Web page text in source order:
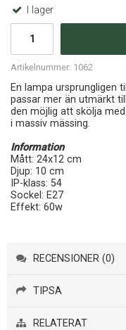
I lager
Artikelnummer: 1062
En lampa ursprungligen
passar mer än utmärkt
den möjlig att skölja
i massiv mässing.
Information
Mått: 24x12 cm
Djup: 10 cm
IP-klass: 54
Sockel: E27
Effekt: 60w
RECENSIONER (0)
TIPSA
RELATERAT